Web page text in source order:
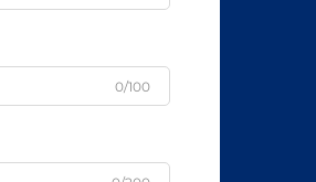
0/100